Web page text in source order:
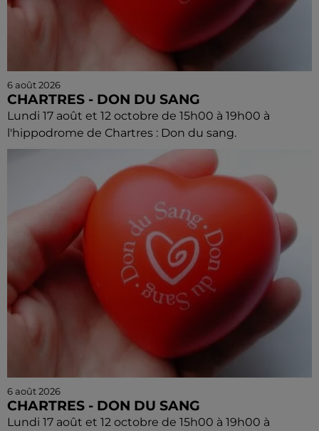
6 août 2026
CHARTRES - DON DU SANG
Lundi 17 août et 12 octobre de 15h00 à 19h00 à
l'hippodrome de Chartres : Don du sang.
6 août 2026
CHARTRES - DON DU SANG
Lundi 17 août et 12 octobre de 15h00 à 19h00 à